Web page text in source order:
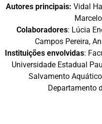
Autores principais: Vidal
Colaboradores: Lúcia
Campos Pereira,
Instituições envolvidas:
Universidade Estadual
Salvamento
Departamento